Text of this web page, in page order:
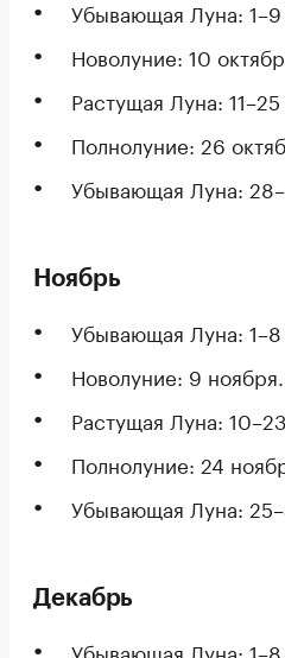
Убывающая Луна: 1–9
Новолуние: 10
Растущая Луна: 11–25
Полнолуние: 26
Убывающая Луна:
Ноябрь
Убывающая Луна: 1–8
Новолуние: 9 ноября.
Растущая Луна:
Полнолуние: 24
Убывающая Луна:
Декабрь
Убывающая Луна: 1–8